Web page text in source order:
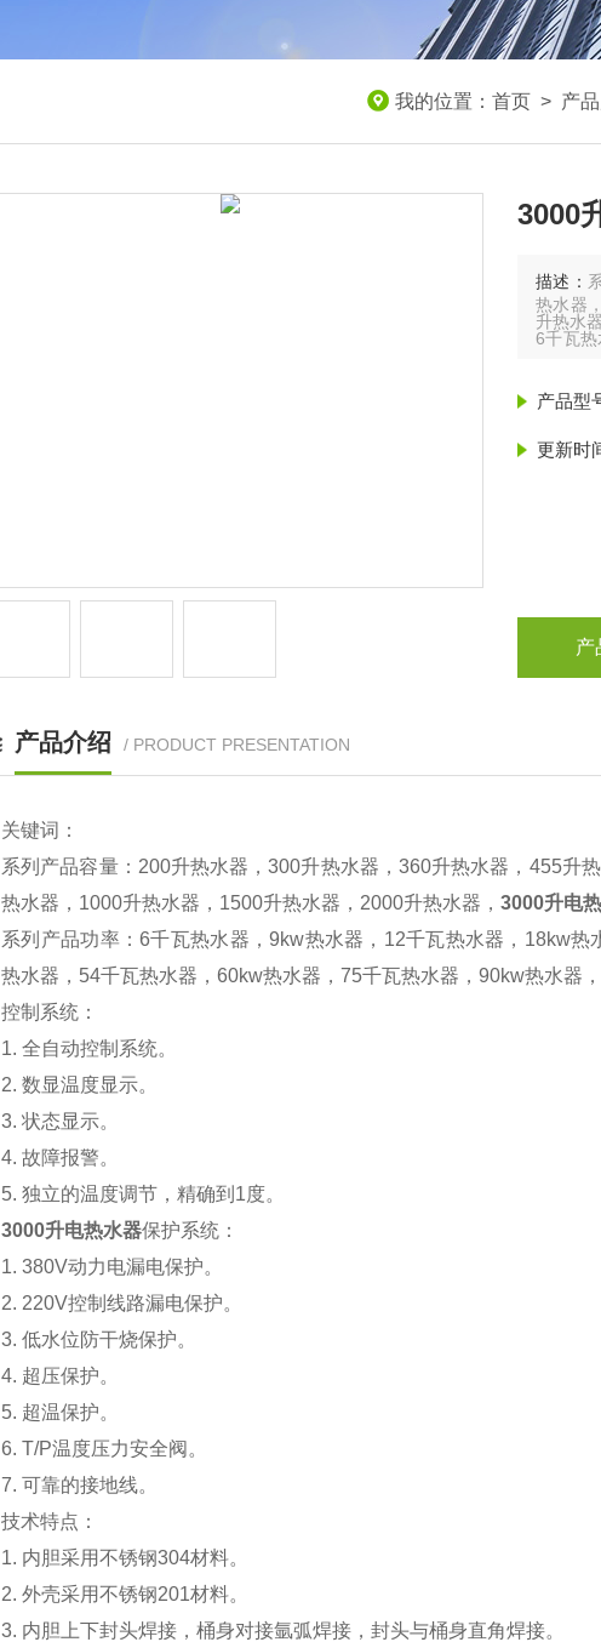
我的位置： 首页 > 产
3000
描述：
热水器
升热水
6千瓦
产品型
更新时
产
产品介绍 / PRODUCT PRESENTATION
关键词：
系列产品容量：200升热水器，300升热水器，360升热水器，455升
热水器，1000升热水器，1500升热水器，2000升热水器， 3000升电
系列产品功率：6千瓦热水器，9kw热水器，12千瓦热水器，18kw
热水器，54千瓦热水器，60kw热水器，75千瓦热水器，90kw热水器
控制系统：
1. 全自动控制系统。
2. 数显温度显示。
3. 状态显示。
4. 故障报警。
5. 独立的温度调节，精确到1度。
3000升电热水器保护系统：
1. 380V动力电漏电保护。
2. 220V控制线路漏电保护。
3. 低水位防干烧保护。
4. 超压保护。
5. 超温保护。
6. T/P温度压力安全阀。
7. 可靠的接地线。
技术特点：
1. 内胆采用不锈钢304材料。
2. 外壳采用不锈钢201材料。
3. 内胆上下封头焊接，桶身对接氩弧焊接，封头与桶身直角焊接。